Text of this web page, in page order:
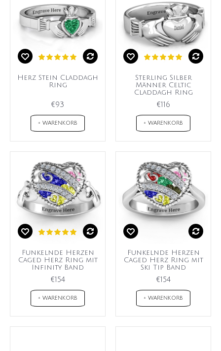
Herz Stein Claddagh
Ring
€93
+ WARENKORB
Sterling Silber
Männer Celtic
Claddagh Ring
€116
+ WARENKORB
Funkelnde Herzen
Caged Herz Ring mit
Infinity Band
€154
+ WARENKORB
Funkelnde Herzen
Caged Herz Ring mit
Ski Tip Band
€154
+ WARENKORB